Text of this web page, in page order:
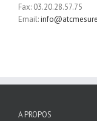
Fax: 03.20.28.57.75
Email:
A PROPOS